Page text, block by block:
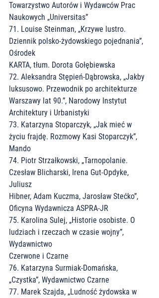
Towarzystwo Autorów i Wydawców Prac
Naukowych „Universitas”
71. Louise Steinman, „Krzywe lustro.
Dziennik polsko-żydowskiego pojednania”,
Ośrodek
KARTA, tłum. Dorota Gołębiewska
72. Aleksandra Stępień-Dąbrowska, „Jakby
luksusowo. Przewodnik po architekturze
Warszawy lat 90.”, Narodowy Instytut
Architektury i Urbanistyki
73. Katarzyna Stoparczyk, „Jak mieć w
życiu frajdę. Rozmowy Kasi Stoparczyk”,
Mando
74. Piotr Strzałkowski, „Tarnopolanie.
Czesław Blicharski, Irena Gut-Opdyke,
Juliusz
Hibner, Adam Kuczma, Jarosław Stećko”,
Oficyna Wydawnicza ASPRA-JR
75. Karolina Sulej, „Historie osobiste. O
ludziach i rzeczach w czasie wojny”,
Wydawnictwo
Czerwone i Czarne
76. Katarzyna Surmiak-Domańska,
„Czystka”, Wydawnictwo Czarne
77. Marek Szajda, „Ludność żydowska w